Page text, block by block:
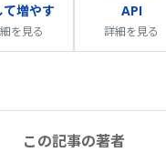
て増やす
を見る
API
詳細を見る
この記事の著者